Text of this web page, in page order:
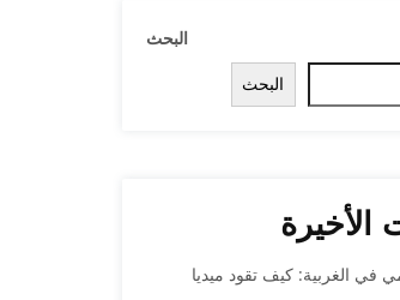
البحث
البحث
الأخيرة
في الغربية: كيف تقود ميديا